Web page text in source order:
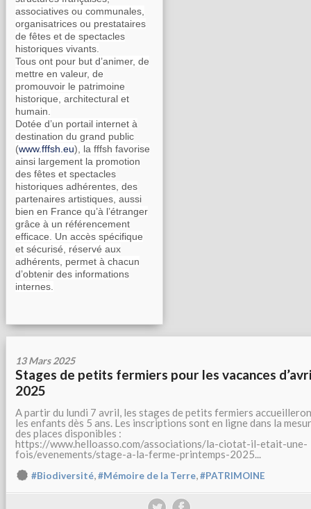
associatives ou communales,
organisatrices ou prestataires
de fêtes et de spectacles
historiques vivants.
Tous ont pour but d’animer, de
mettre en valeur, de
promouvoir le patrimoine
historique, architectural et
humain.
Dotée d’un portail internet à
destination du grand public
(www.fffsh.eu), la fffsh favorise
ainsi largement la promotion
des fêtes et spectacles
historiques adhérentes, des
partenaires artistiques, aussi
bien en France qu’à l’étranger
grâce à un référencement
efficace. Un accès spécifique
et sécurisé, réservé aux
adhérents, permet à chacun
d’obtenir des informations
internes.
13 Mars 2025
Stages de petits fermiers pour les vacances
2025
A partir du lundi 7 avril, les stages de petits fermiers
les enfants dès 5 ans. Les inscriptions sont en ligne dans la
des places disponibles :
https://www.helloasso.com/associations/la-ciotat-il-etait-une-
fois/evenements/stage-a-la-ferme-printemps-2025...
#Biodiversité,#Mémoire de la Terre,#PATRIMOINE